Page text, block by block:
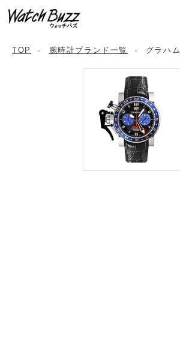
TOP 腕時計ブランド一覧 グラハム